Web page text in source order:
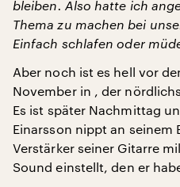
bleiben. Also hatte ich
Thema zu machen bei
Einfach schlafen oder
Aber noch ist es hell vor
November in , der
Es ist später Nachmittag
Einarsson nippt an seinem
Verstärker seiner Gitarre
Sound einstellt, den er